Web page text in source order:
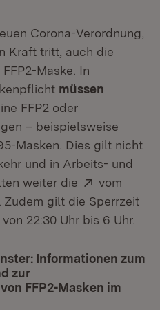
Corona-Verordnung,
Kraft tritt, auch die
Maske. In
müssen
FFP2 oder
– beispielsweise
Masken. Dies gilt nicht
und in Arbeits- und
weiter die
Extern:
vom
(Öffnet in neuem Fenster)
. Zudem gilt die Sperrzeit
22:30 Uhr bis 6 Uhr.
Informationen zum
zur
FFP2-Masken im